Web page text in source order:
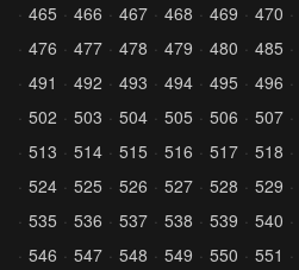
465
466 467 468 469 470
476
477 478 479 480 485
491
492 493 494 495 496
502
503 504 505 506 507
513
514 515 516 517 518
524
525 526 527 528 529
535
536 537 538 539 540
546
547 548 549 550 551